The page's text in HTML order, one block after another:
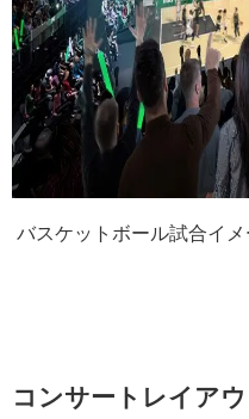
バスケットボール試合イメ
コンサートレイア